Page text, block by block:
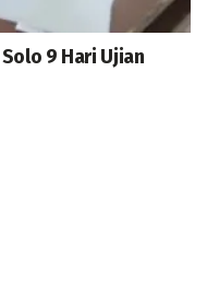
9 Hari Ujian